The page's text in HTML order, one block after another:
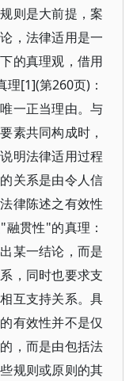
则是大前提，案
，法律适用是一
的真理观，借用
[1](第260页)：
一正当理由。与
素共同构成时，
明法律适用过程
关系是由令人信
律陈述之有效性
贯性"的真理：
某一结论，而是
，同时也要求支
互支持关系。具
有效性并不是仅
，而是由包括法
规则或原则的其